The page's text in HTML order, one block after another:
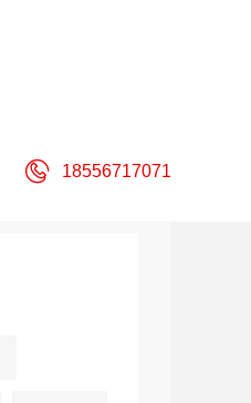
18556717071